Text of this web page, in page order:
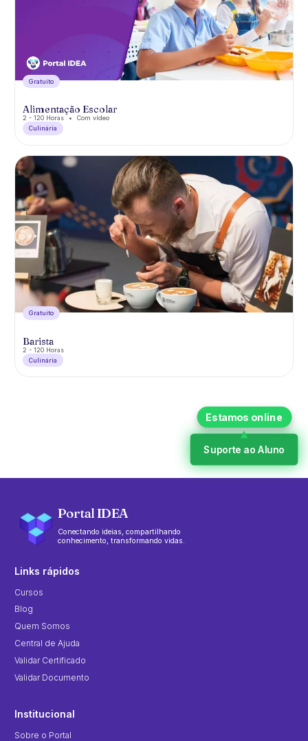
Gratuíto
Alimentação Escolar
2 - 120 Horas
Com vídeo
Culinária
Gratuíto
Barista
2 - 120 Horas
Culinária
Suporte ao Aluno
Portal IDEA
Conectando ideias, compartilhando
conhecimento, transformando vidas.
Links rápidos
Cursos
Blog
Quem Somos
Central de Ajuda
Validar Certificado
Validar Documento
Institucional
Sobre o Portal